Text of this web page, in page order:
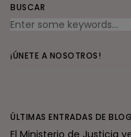
BUSCAR
¡ÚNETE A NOSOTROS!
ÚLTIMAS ENTRADAS DE BLOG
El Ministerio de Justicia